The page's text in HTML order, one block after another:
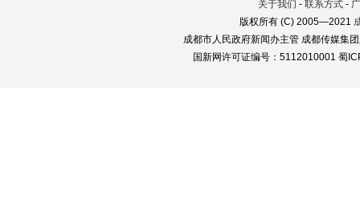
关于我们 - 联系方式 -
版权所有 (C) 2005—2021
成都市人民政府新闻办主管 成都传媒集
国新网许可证编号：5112010001 蜀